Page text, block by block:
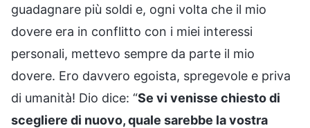
guadagnare più soldi e, ogni volta che il mio
dovere era in conflitto con i miei interessi
personali, mettevo sempre da parte il mio
dovere. Ero davvero egoista, spregevole e priva
di umanità! Dio dice: “Se vi venisse chiesto di
scegliere di nuovo, quale sarebbe la vostra